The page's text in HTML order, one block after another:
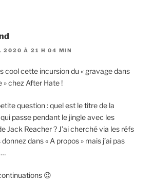
2020 À 21 H 04 MIN
cool cette incursion du « gravage dans
» chez After Hate !
question : quel est le titre de la
passe pendant le jingle avec les
Jack Reacher ? J’ai cherché via les réfs
dans « A propos » mais j’ai pas
…
😉